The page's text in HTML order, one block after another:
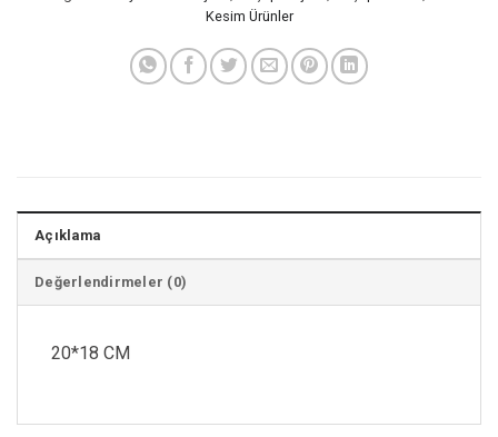
Kesim Ürünler
Açıklama
Değerlendirmeler (0)
20*18 CM